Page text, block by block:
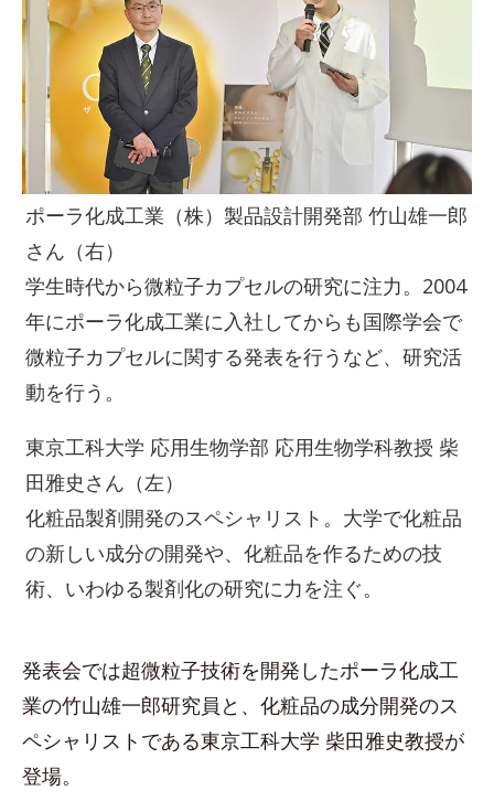
ポーラ化成工業（株）製品設計開発部 竹山雄一郎
さん（右）
学生時代から微粒子カプセルの研究に注力。2004
年にポーラ化成工業に入社してからも国際学会で
微粒子カプセルに関する発表を行うなど、研究活
動を行う。
東京工科大学 応用生物学部 応用生物学科教授 柴
田雅史さん（左）
化粧品製剤開発のスペシャリスト。大学で化粧品
の新しい成分の開発や、化粧品を作るための技
術、いわゆる製剤化の研究に力を注ぐ。
発表会では超微粒子技術を開発したポーラ化成工
業の竹山雄一郎研究員と、化粧品の成分開発のス
ペシャリストである東京工科大学 柴田雅史教授が
登場。